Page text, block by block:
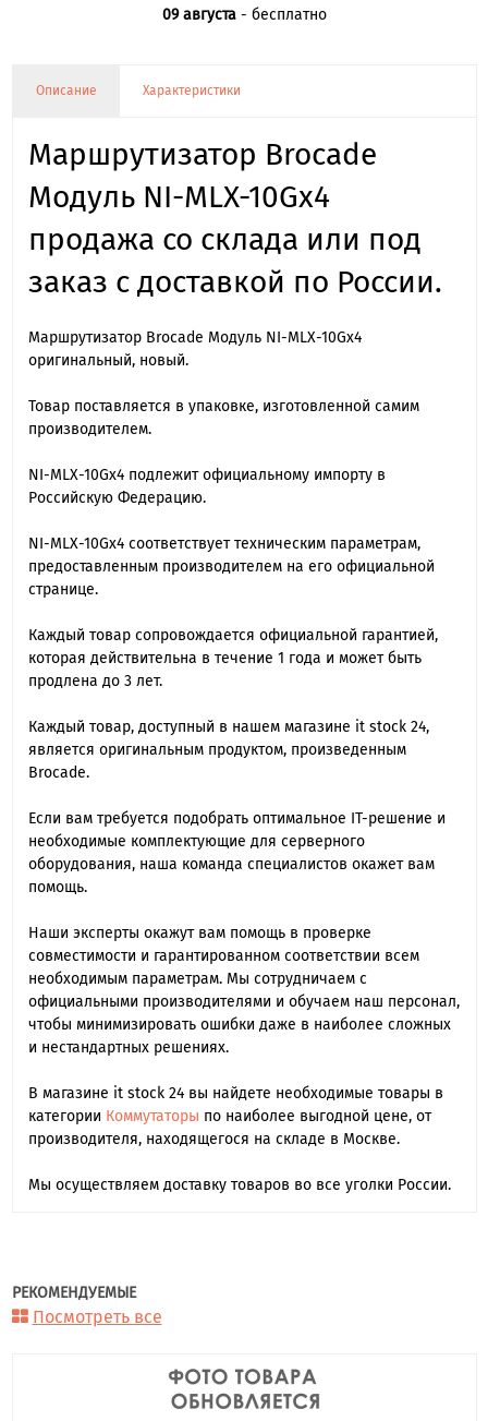
09 августа- бесплатно
Описание Характеристики
Маршрутизатор Brocade
Модуль NI-MLX-10Gx4
продажа со склада или под
заказ с доставкой по России.
Маршрутизатор Brocade Модуль NI-MLX-10Gx4
оригинальный, новый.
Товар поставляется в упаковке, изготовленной самим
производителем.
NI-MLX-10Gx4 подлежит официальному импорту в
Российскую Федерацию.
NI-MLX-10Gx4 cоответствует техническим параметрам,
предоставленным производителем на его официальной
странице.
Каждый товар сопровождается официальной гарантией,
которая действительна в течение 1 года и может быть
продлена до 3 лет.
Каждый товар, доступный в нашем магазине it stock 24,
является оригинальным продуктом, произведенным
Brocade.
Если вам требуется подобрать оптимальное IT-решение и
необходимые комплектующие для серверного
оборудования, наша команда специалиcтов окажет вам
помощь.
Наши эксперты окажут вам помощь в проверке
совместимости и гарантированном соответствии всем
необходимым параметрам. Мы сотрудничаем с
официальными производителями и обучаем наш персонал,
чтобы минимизировать ошибки даже в наиболее сложных
и нестандартных решениях.
В магазине it stock 24 вы найдете необходимые товары в
категории Коммутаторы по наиболее выгодной цене, от
производителя, находящегося на складе в Москве.
Мы осуществляем доставку товаров во все уголки России.
РЕКОМЕНДУЕМЫЕ
Посмотреть все